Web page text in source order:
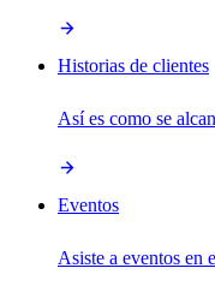
Historias de clientes
Así es como se
Eventos
Asiste a eventos en